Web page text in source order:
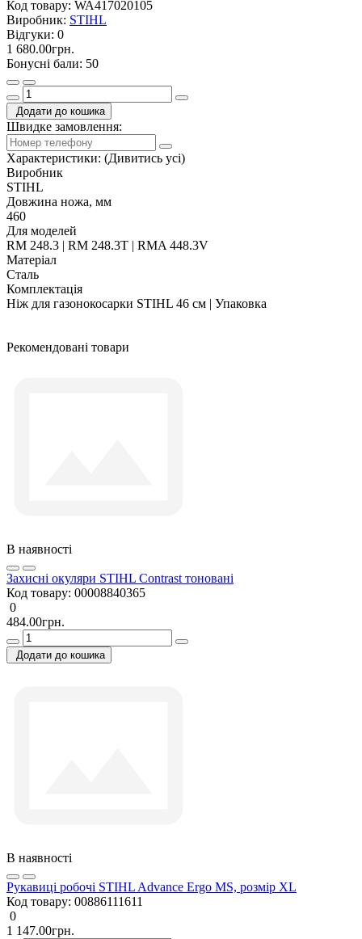
Код товару: WA417020105
Виробник: STIHL
Відгуки: 0
1 680.00грн.
Бонусні бали: 50
Додати до кошика
Швидке замовлення:
Характеристики: (Дивитись усі)
Виробник
STIHL
Довжина ножа, мм
460
Для моделей
RM 248.3 | RM 248.3T | RMA 448.3V
Матеріал
Сталь
Комплектація
Ніж для газонокосарки STIHL 46 см | Упаковка
Рекомендовані товари
В наявності
Захисні окуляри STIHL Contrast тоновані
Код товару: 00008840365
0
484.00грн.
Додати до кошика
В наявності
Рукавиці робочі STIHL Advance Ergo MS, розмір XL
Код товару: 00886111611
0
1 147.00грн.